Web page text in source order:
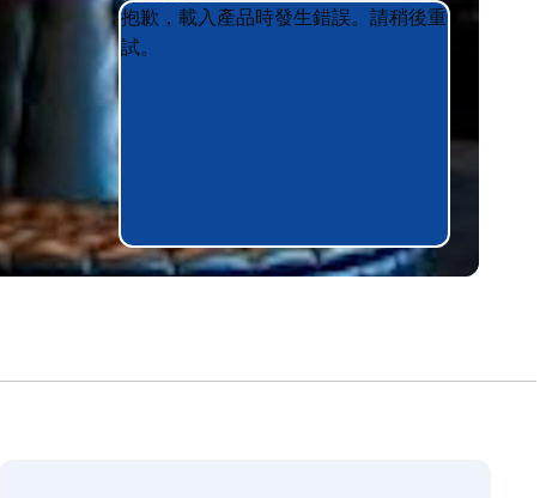
Product
List
Product
List
抱歉，載入產品時發生錯誤。請稍後重
試。